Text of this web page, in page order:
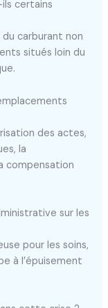
certains
carburant non
situés loin du
des actes,
la
compensation
sur les
pour les soins,
à l’épuisement